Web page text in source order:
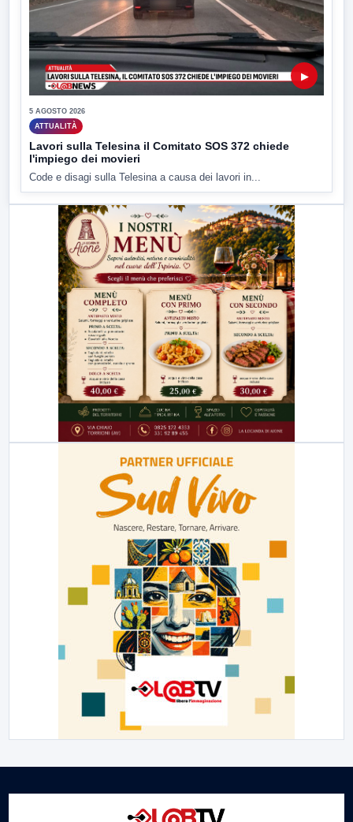
▶
5 AGOSTO 2026
ATTUALITÀ
Lavori sulla Telesina il Comitato SOS 372 chiede
l'impiego dei movieri
Code e disagi sulla Telesina a causa dei lavori in...